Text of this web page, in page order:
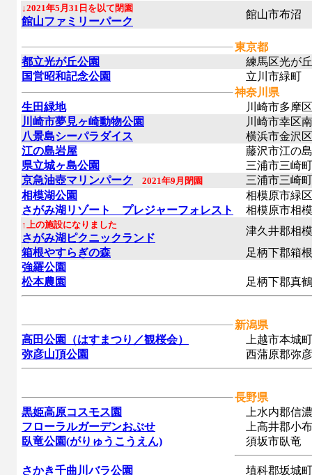
↓2021年5月31日を以て閉園
館山ファミリーパーク
館山市布沼
東京都
都立光が丘公園
練馬区光が丘
国営昭和記念公園
立川市緑町
神奈川県
生田緑地
川崎市多摩
川崎市夢見ヶ崎動物公園
川崎市幸区
八景島シーパラダイス
横浜市金沢
江の島岩屋
藤沢市江の島
県立城ヶ島公園
三浦市三崎
京急油壺マリンパーク
2021年9月閉園
三浦市三崎
相模湖公園
相模原市緑区
さがみ湖リゾート プレジャーフォレスト
相模原市相
↑上の施設になりました
さがみ湖ピクニックランド
津久井郡相
箱根やすらぎの森
足柄下郡箱
強羅公園
松本農園
足柄下郡真
新潟県
高田公園（はすまつり／観桜会）
上越市本城町
弥彦山頂公園
西蒲原郡弥
長野県
黒姫高原コスモス園
上水内郡信
フローラルガーデンおぶせ
上高井郡小
臥竜公園(がりゅうこうえん)
須坂市臥竜
さかき千曲川バラ公園
埴科郡坂城